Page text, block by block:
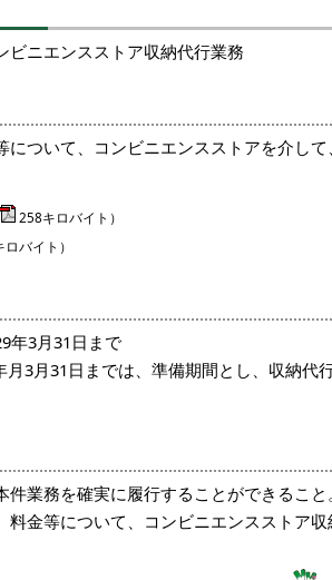
ビニエンスストア収納代行業務
について、コンビニエンスストアを介し
258キロバイト）
ロバイト ）
年3月31日まで
3月31日までは、準備期間とし、収納代
件業務を確実に履行することができること
料金等について、コンビニエンスストア